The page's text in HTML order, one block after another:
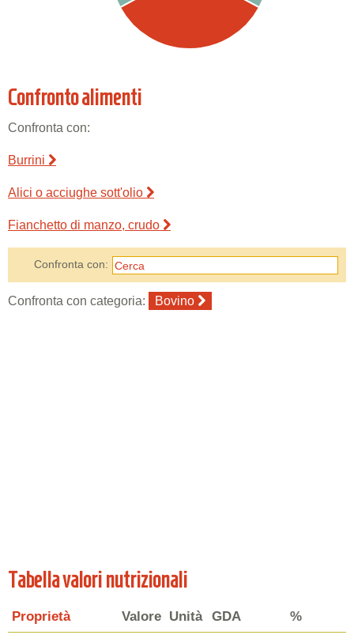
Confronto alimenti
Confronta con:
Burrini
Alici o acciughe sott'olio
Fianchetto di manzo, crudo
Confronta con:
Confronta con categoria: Bovino
Tabella valori nutrizionali
Proprietà Valore Unità GDA
%